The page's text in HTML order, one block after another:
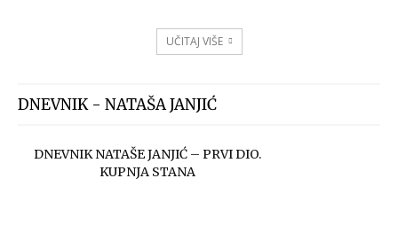
UČITAJ VIŠE
DNEVNIK - NATAŠA JANJIĆ
DNEVNIK NATAŠE JANJIĆ – PRVI DIO.
KUPNJA STANA